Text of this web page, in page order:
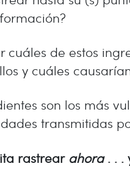
cuáles de estos
y cuáles
son los más
transmitidas
rastrear ahora. . .